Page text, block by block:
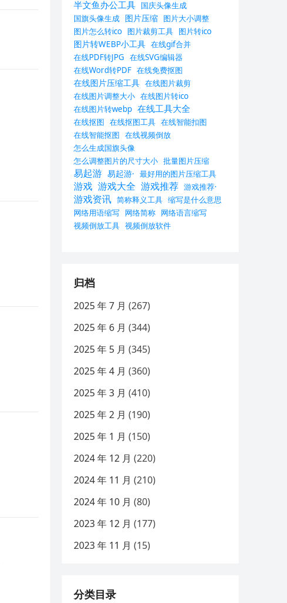
半文鱼办公工具 国庆头像生成
国旗头像生成 图片压缩 图片大小调整
图片怎么转ico 图片裁剪工具 图片转ico
图片转WEBP小工具 在线gif合并
在线PDF转JPG 在线SVG编辑器
在线Word转PDF 在线免费抠图
在线图片压缩工具 在线图片裁剪
在线图片调整大小 在线图片转ico
在线图片转webp 在线工具大全
在线抠图 在线抠图工具 在线智能扣图
在线智能抠图 在线视频倒放
怎么生成国旗头像
怎么调整图片的尺寸大小 批量图片压缩
易起游 易起游· 最好用的图片压缩工具
游戏 游戏大全 游戏推荐 游戏推荐·
游戏资讯 简称释义工具 缩写是什么意思
网络用语缩写 网络简称 网络语言缩写
视频倒放工具 视频倒放软件
归档
2025 年 7 月 (267)
2025 年 6 月 (344)
2025 年 5 月 (345)
2025 年 4 月 (360)
2025 年 3 月 (410)
2025 年 2 月 (190)
2025 年 1 月 (150)
2024 年 12 月 (220)
2024 年 11 月 (210)
2024 年 10 月 (80)
2023 年 12 月 (177)
2023 年 11 月 (15)
分类目录